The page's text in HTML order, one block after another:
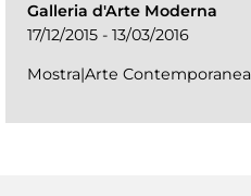
Galleria d'Arte Moderna
17/12/2015 - 13/03/2016
Mostra|Arte Contemporanea